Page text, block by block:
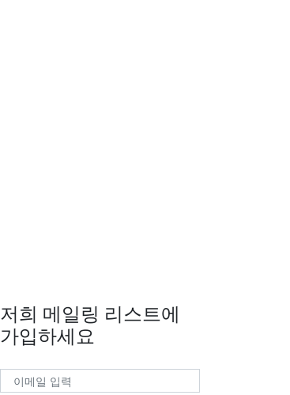
저희 메일링 리스트에
가입하세요